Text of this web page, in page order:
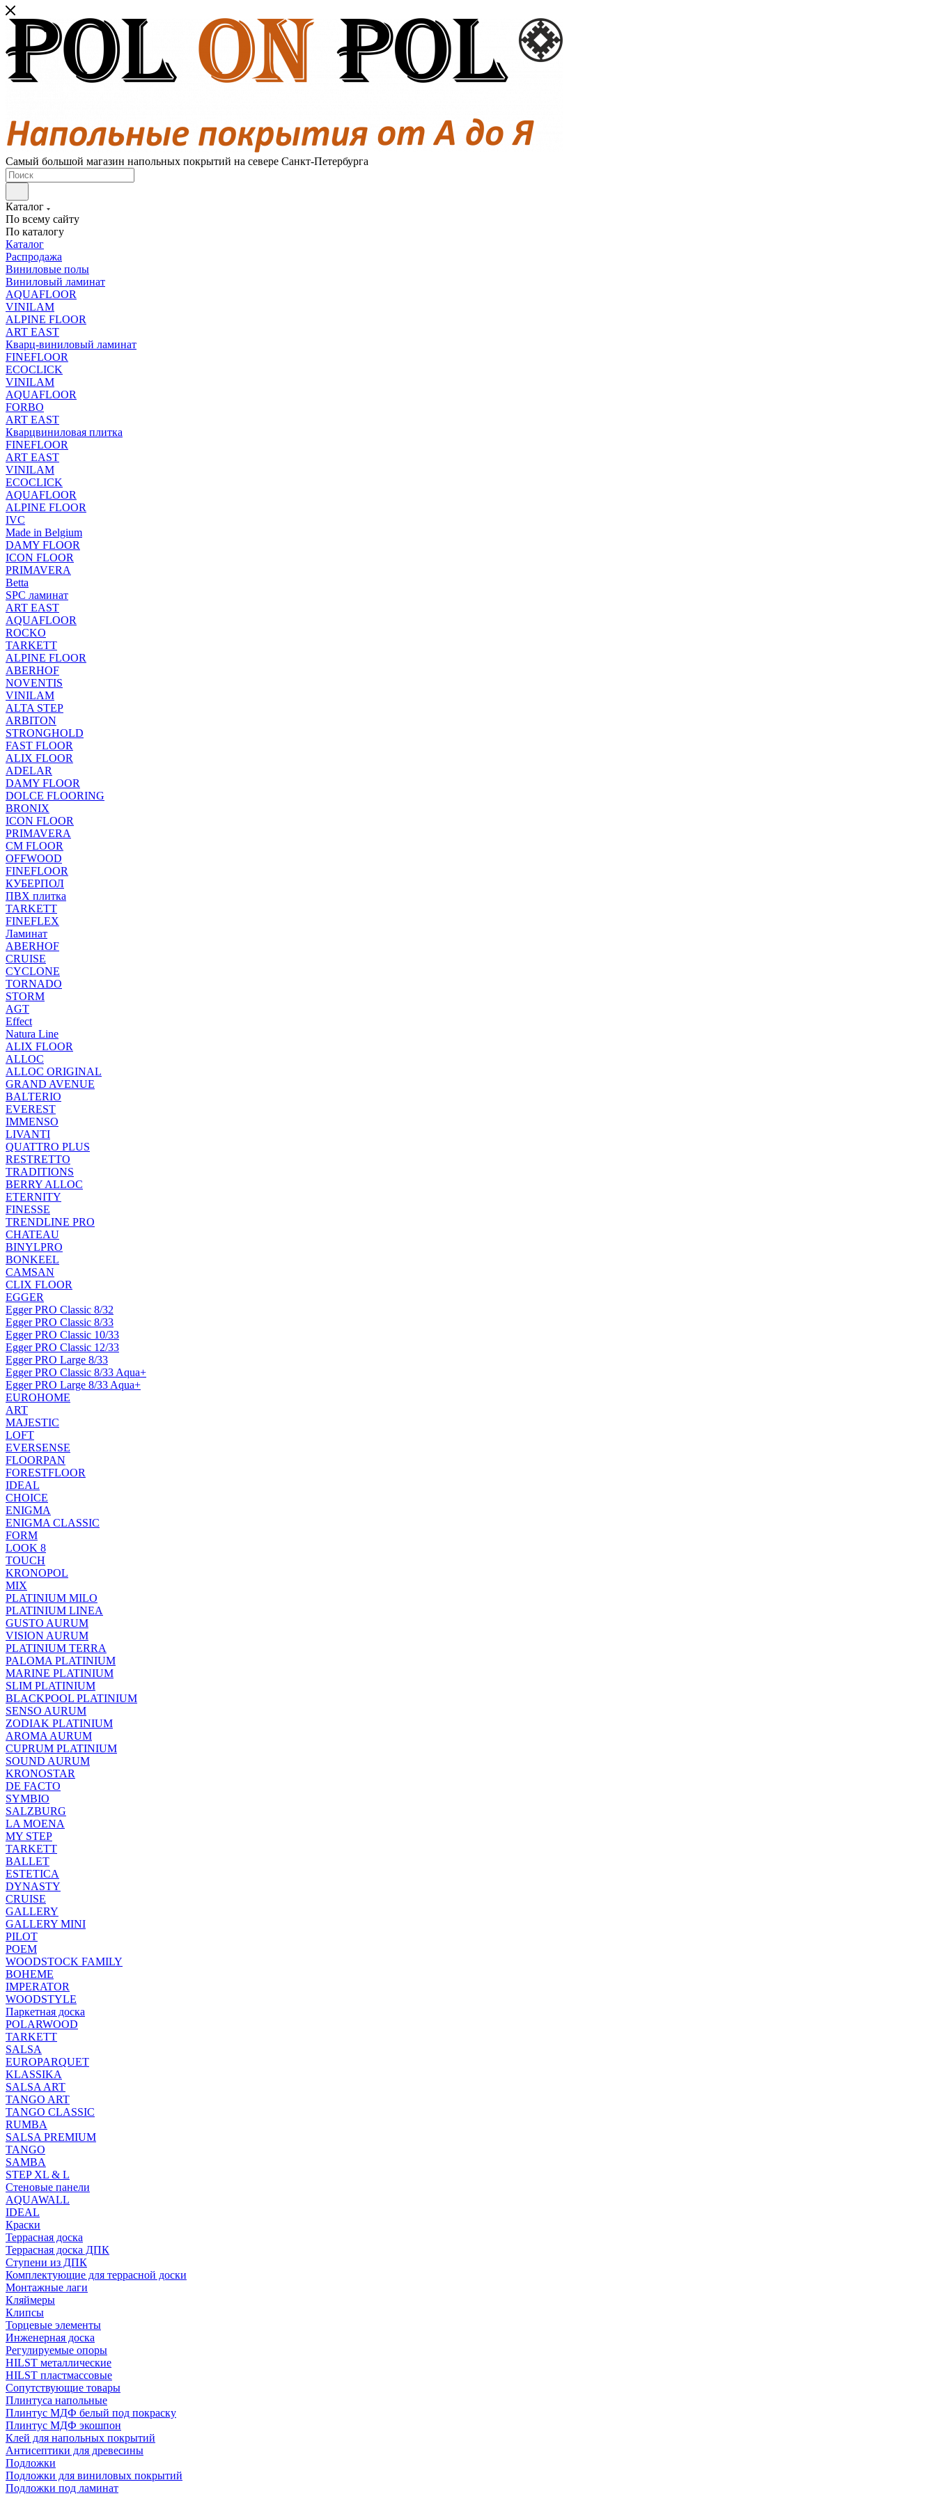
Самый большой магазин напольных покрытий на севере Санкт-Петербурга
Каталог
По всему сайту
По каталогу
Каталог
Распродажа
Виниловые полы
Виниловый ламинат
AQUAFLOOR
VINILAM
ALPINE FLOOR
ART EAST
Кварц-виниловый ламинат
FINEFLOOR
ECOCLICK
VINILAM
AQUAFLOOR
FORBO
ART EAST
Кварцвиниловая плитка
FINEFLOOR
ART EAST
VINILAM
ECOCLICK
AQUAFLOOR
ALPINE FLOOR
IVC
Made in Belgium
DAMY FLOOR
ICON FLOOR
PRIMAVERA
Betta
SPC ламинат
ART EAST
AQUAFLOOR
ROCKO
TARKETT
ALPINE FLOOR
ABERHOF
NOVENTIS
VINILAM
ALTA STEP
ARBITON
STRONGHOLD
FAST FLOOR
ALIX FLOOR
ADELAR
DAMY FLOOR
DOLCE FLOORING
BRONIX
ICON FLOOR
PRIMAVERA
CM FLOOR
OFFWOOD
FINEFLOOR
КУБЕРПОЛ
ПВХ плитка
TARKETT
FINEFLEX
Ламинат
ABERHOF
CRUISE
CYCLONE
TORNADO
STORM
AGT
Effect
Natura Line
ALIX FLOOR
ALLOC
ALLOC ORIGINAL
GRAND AVENUE
BALTERIO
EVEREST
IMMENSO
LIVANTI
QUATTRO PLUS
RESTRETTO
TRADITIONS
BERRY ALLOC
ETERNITY
FINESSE
TRENDLINE PRO
CHATEAU
BINYLPRO
BONKEEL
CAMSAN
CLIX FLOOR
EGGER
Egger PRO Classic 8/32
Egger PRO Classic 8/33
Egger PRO Classic 10/33
Egger PRO Classic 12/33
Egger PRO Large 8/33
Egger PRO Classic 8/33 Aqua+
Egger PRO Large 8/33 Aqua+
EUROHOME
ART
MAJESTIC
LOFT
EVERSENSE
FLOORPAN
FORESTFLOOR
IDEAL
CHOICE
ENIGMA
ENIGMA CLASSIC
FORM
LOOK 8
TOUCH
KRONOPOL
MIX
PLATINIUM MILO
PLATINIUM LINEA
GUSTO AURUM
VISION AURUM
PLATINIUM TERRA
PALOMA PLATINIUM
MARINE PLATINIUM
SLIM PLATINIUM
BLACKPOOL PLATINIUM
SENSO AURUM
ZODIAK PLATINIUM
AROMA AURUM
CUPRUM PLATINIUM
SOUND AURUM
KRONOSTAR
DE FACTO
SYMBIO
SALZBURG
LA MOENA
MY STEP
TARKETT
BALLET
ESTETICA
DYNASTY
CRUISE
GALLERY
GALLERY MINI
PILOT
POEM
WOODSTOCK FAMILY
BOHEME
IMPERATOR
WOODSTYLE
Паркетная доска
POLARWOOD
TARKETT
SALSA
EUROPARQUET
KLASSIKA
SALSA ART
TANGO ART
TANGO CLASSIC
RUMBA
SALSA PREMIUM
TANGO
SAMBA
STEP XL & L
Стеновые панели
AQUAWALL
IDEAL
Краски
Террасная доска
Террасная доска ДПК
Ступени из ДПК
Комплектующие для террасной доски
Монтажные лаги
Кляймеры
Клипсы
Торцевые элементы
Инженерная доска
Регулируемые опоры
HILST металлические
HILST пластмассовые
Сопутствующие товары
Плинтуса напольные
Плинтус МДФ белый под покраску
Плинтус МДФ экошпон
Клей для напольных покрытий
Антисептики для древесины
Подложки
Подложки для виниловых покрытий
Подложки под ламинат